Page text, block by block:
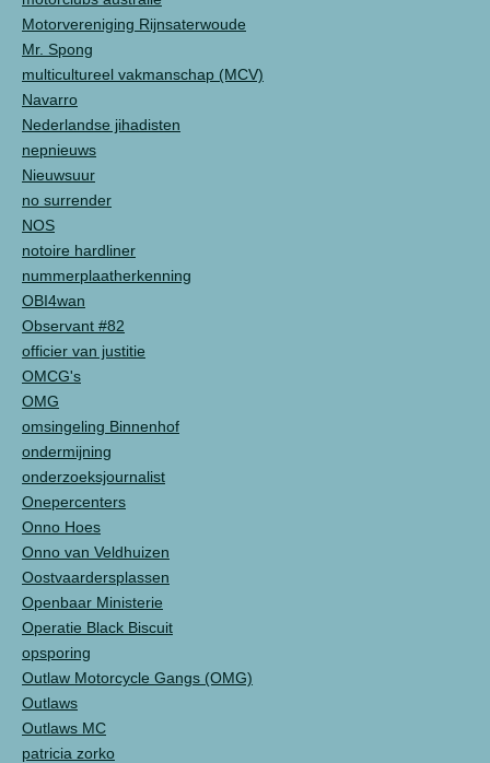
Motorvereniging Rijnsaterwoude
Mr. Spong
multicultureel vakmanschap (MCV)
Navarro
Nederlandse jihadisten
nepnieuws
Nieuwsuur
no surrender
NOS
notoire hardliner
nummerplaatherkenning
OBI4wan
Observant #82
officier van justitie
OMCG's
OMG
omsingeling Binnenhof
ondermijning
onderzoeksjournalist
Onepercenters
Onno Hoes
Onno van Veldhuizen
Oostvaardersplassen
Openbaar Ministerie
Operatie Black Biscuit
opsporing
Outlaw Motorcycle Gangs (OMG)
Outlaws
Outlaws MC
patricia zorko